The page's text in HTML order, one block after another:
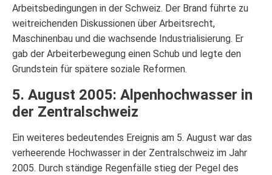
Arbeitsbedingungen in der Schweiz. Der Brand führte zu
weitreichenden Diskussionen über Arbeitsrecht,
Maschinenbau und die wachsende Industrialisierung. Er
gab der Arbeiterbewegung einen Schub und legte den
Grundstein für spätere soziale Reformen.
5. August 2005: Alpenhochwasser in
der Zentralschweiz
Ein weiteres bedeutendes Ereignis am 5. August war das
verheerende Hochwasser in der Zentralschweiz im Jahr
2005. Durch ständige Regenfälle stieg der Pegel des